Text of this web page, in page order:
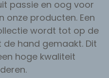
passie en oog voor
onze producten. Een
wordt tot op de
hand gemaakt. Dit
hoge kwaliteit